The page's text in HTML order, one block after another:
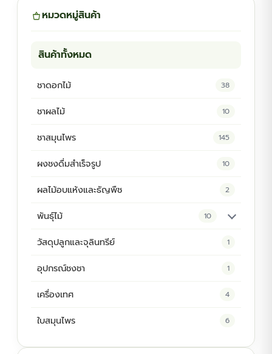
หมวดหมู่สินค้า
สินค้าทั้งหมด
ชาดอกไม้ 38
ชาผลไม้ 10
ชาสมุนไพร 145
ผงชงดื่มสำเร็จรูป 10
ผลไม้อบแห้งและธัญพืช 2
พันธุ์ไม้ 10
ต้นพันธุ์สมุนไพร 5
วัสดุปลูกและจุลินทรีย์ 1
อุปกรณ์ชงชา 1
เครื่องเทศ 4
ใบสมุนไพร 6